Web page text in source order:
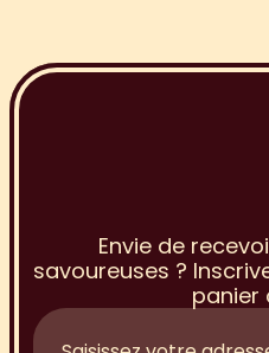
la Ne
Envie de
savoureuses ?
panier